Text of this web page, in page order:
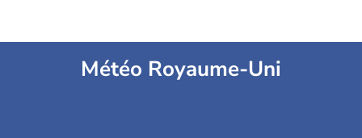
Météo Royaume-Uni